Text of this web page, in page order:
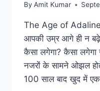
By Amit Kumar
The Age of Adaline
आपकी उम्र आगे ही न
कैसा लगेगा? कैसा
नजरों के सामने ओझल
100 साल बाद खुद में